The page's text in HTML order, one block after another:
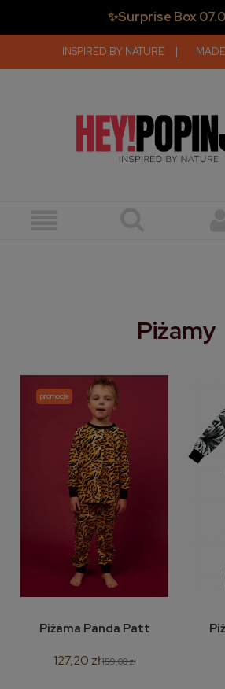
✨Surprise Box
INSPIRED BY NATURE |
Piżamy
Piżama Panda Patt
127,20 zł159,00 zł
promocja